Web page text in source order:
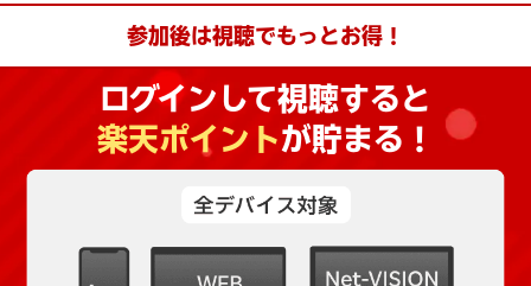
参加後は視聴でもっとお得！
ログインして視聴すると
楽天ポイントが貯まる！